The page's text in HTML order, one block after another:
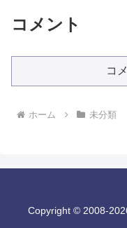
コメント
コ
ホーム 未分類
Copyright © 2008-